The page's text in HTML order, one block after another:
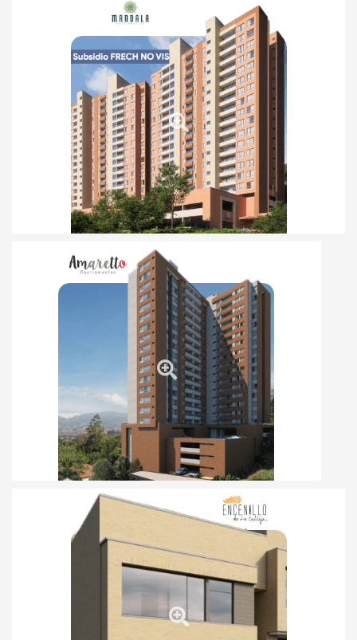
Totalmente vendido
Entregado en
2021
Ver más
Totalmente vendido
Entregado en
2021
Ver más
Totalmente vendido
Entregado en
2021